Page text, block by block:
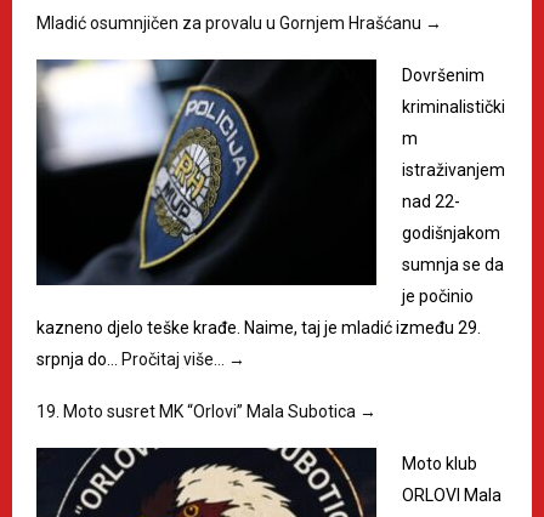
Mladić osumnjičen za provalu u Gornjem Hrašćanu →
Dovršenim
kriminalistički
m
istraživanjem
nad 22-
godišnjakom
sumnja se da
je počinio
kazneno djelo teške krađe. Naime, taj je mladić između 29.
srpnja do…
Pročitaj više… →
19. Moto susret MK “Orlovi” Mala Subotica →
Moto klub
ORLOVI Mala